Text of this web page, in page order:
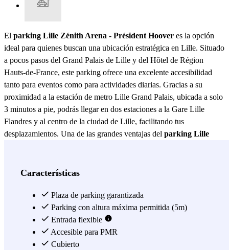
El parking Lille Zénith Arena - Président Hoover es la opción
ideal para quienes buscan una ubicación estratégica en Lille. Situado
a pocos pasos del Grand Palais de Lille y del Hôtel de Région
Hauts-de-France, este parking ofrece una excelente accesibilidad
tanto para eventos como para actividades diarias. Gracias a su
proximidad a la estación de metro Lille Grand Palais, ubicada a solo
3 minutos a pie, podrás llegar en dos estaciones a la Gare Lille
Flandres y al centro de la ciudad de Lille, facilitando tus
desplazamientos. Una de las grandes ventajas del parking Lille
Grand Palais de Lille, donde se celebran numerosas
los eventos regulares en el Zénith Aréna de Lille, un lugar
emblemático para conciertos y espectáculos. La oferta gastronómica
también es destacable, con una variedad de restaurantes a menos de
7 minutos a pie, como Le Bistronome, Subway, Sushi Boutik
Hoover, Au Moulin d’Or y La Muse Gueule, donde podrás disfrutar
Características
Plaza de parking garantizada
Parking con altura máxima permitida (5m)
Entrada flexible
Accesible para PMR
Cubierto